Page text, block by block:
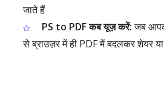
जाते हैं
PS to PDF कब यूज़ करें:जब
से ब्राउज़र में ही PDF में बदलकर शेयर या